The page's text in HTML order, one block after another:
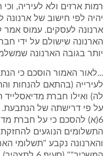
רמות ארזים ולא לעיריה,
יהיה לפי חישוב של ארנונה
ארנונה לעסקים. עמוס אמר
הארנונה שישולם על ידי
יותר בגובה הארנונה
...לאור האמור הוסכם כי
לעירייה (בהתאם להנחות
לה) ואילו חברת
על פי דרישתה של
6(א) להסכם כי על חברת
התשלומים הנוגעים
והארנונה נקבע "תשלומי